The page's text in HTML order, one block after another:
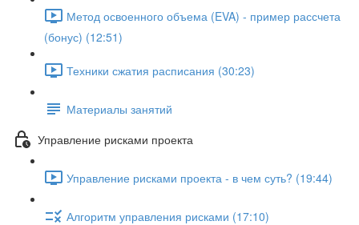
Метод освоенного объема (EVA) - пример рассчета
(бонус) (12:51)
Техники сжатия расписания (30:23)
Материалы занятий
Управление рисками проекта
Управление рисками проекта - в чем суть? (19:44)
Алгоритм управления рисками (17:10)